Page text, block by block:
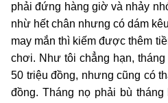
phải đứng hàng giờ và nhảy
nhừ hết chân nhưng có dám
may mắn thì kiếm được thêm
chơi. Như tôi chẳng hạn,
50 triệu đồng, nhưng cũng có
đồng. Tháng nọ phải bù